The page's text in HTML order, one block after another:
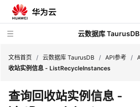
云数据库 TaurusDB
文档首页 / 云数据库 TaurusDB / API参考 /
收站实例信息 - ListRecycleInstances
查询回收站实例信息 -